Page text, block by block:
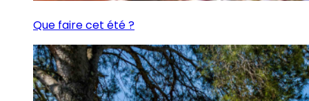
Que faire cet été ?